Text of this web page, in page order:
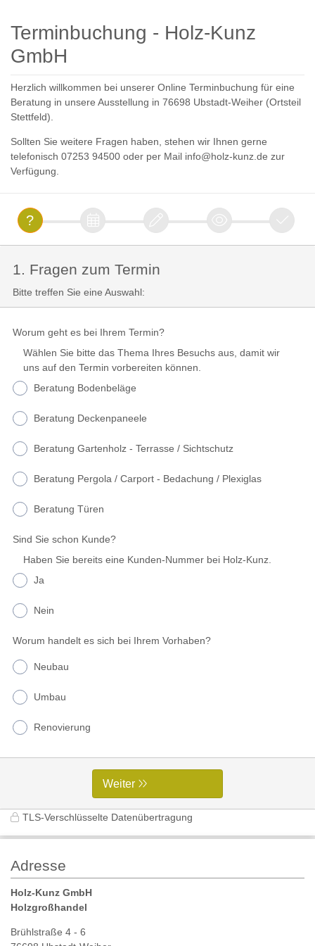
Terminbuchung - Holz-Kunz
GmbH
Herzlich willkommen bei unserer Online Terminbuchung für eine
Beratung in unsere Ausstellung in 76698 Ubstadt-Weiher (Ortsteil
Stettfeld).
Sollten Sie weitere Fragen haben, stehen wir Ihnen gerne
telefonisch 07253 94500 oder per Mail info@holz-kunz.de zur
Verfügung.
1. Fragen zum Termin
Bitte treffen Sie eine Auswahl:
Worum geht es bei Ihrem Termin?
Wählen Sie bitte das Thema Ihres Besuchs aus, damit wir
uns auf den Termin vorbereiten können.
Beratung Bodenbeläge
Beratung Deckenpaneele
Beratung Gartenholz - Terrasse / Sichtschutz
Beratung Pergola / Carport - Bedachung / Plexiglas
Beratung Türen
Sind Sie schon Kunde?
Haben Sie bereits eine Kunden-Nummer bei Holz-Kunz.
Ja
Nein
Worum handelt es sich bei Ihrem Vorhaben?
Neubau
Umbau
Renovierung
Weiter
TLS-Verschlüsselte Datenübertragung
Adresse
Holz-Kunz GmbH
Holzgroßhandel
Brühlstraße 4 - 6